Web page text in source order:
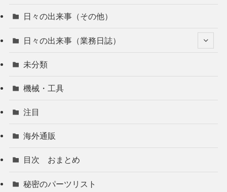
日々の出来事（その他）
日々の出来事（業務日誌）
未分類
機械・工具
注目
海外通販
目次 おまとめ
秘密のパーツリスト